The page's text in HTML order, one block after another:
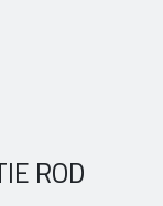
ROD